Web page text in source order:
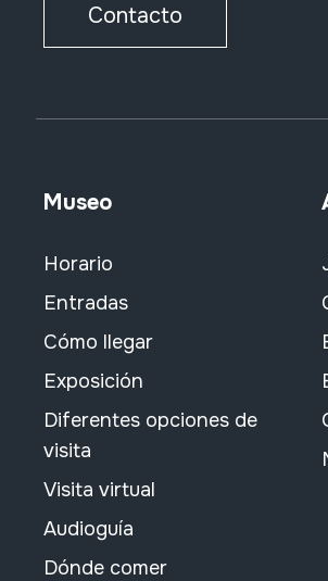
Contacto
Museo
Horario
Entradas
Cómo llegar
Exposición
Diferentes opciones de
visita
Visita virtual
Audioguía
Dónde comer